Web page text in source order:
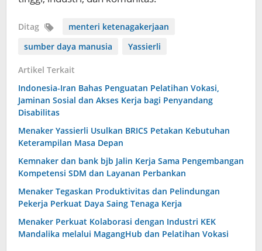
Ditag
menteri ketenagakerjaan
sumber daya manusia
Yassierli
Artikel Terkait
Indonesia-Iran Bahas Penguatan Pelatihan Vokasi,
Jaminan Sosial dan Akses Kerja bagi Penyandang
Disabilitas
Menaker Yassierli Usulkan BRICS Petakan Kebutuhan
Keterampilan Masa Depan
Kemnaker dan bank bjb Jalin Kerja Sama Pengembangan
Kompetensi SDM dan Layanan Perbankan
Menaker Tegaskan Produktivitas dan Pelindungan
Pekerja Perkuat Daya Saing Tenaga Kerja
Menaker Perkuat Kolaborasi dengan Industri KEK
Mandalika melalui MagangHub dan Pelatihan Vokasi